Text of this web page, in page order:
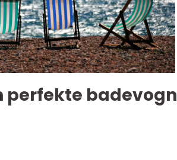
perfekte badevogn